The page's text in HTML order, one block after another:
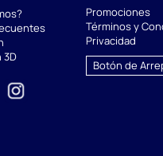
3D
Promociones
Términos y
Privacidad
Botón de